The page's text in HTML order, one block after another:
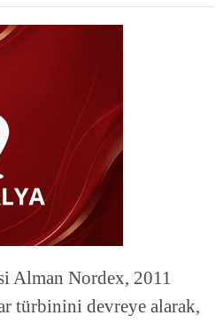
Alman Nordex, 2011
türbinini devreye alarak,